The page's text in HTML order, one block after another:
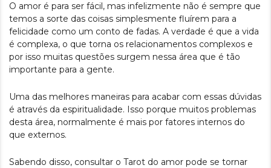
O amor é para ser fácil, mas infelizmente não é sempre que
temos a sorte das coisas simplesmente fluírem para a
felicidade como um conto de fadas. A verdade é que a vida
é complexa, o que torna os relacionamentos complexos e
por isso muitas questões surgem nessa área que é tão
importante para a gente.
Uma das melhores maneiras para acabar com essas dúvidas
é através da espiritualidade. Isso porque muitos problemas
desta área, normalmente é mais por fatores internos do
que externos.
Sabendo disso, consultar o Tarot do amor pode se tornar